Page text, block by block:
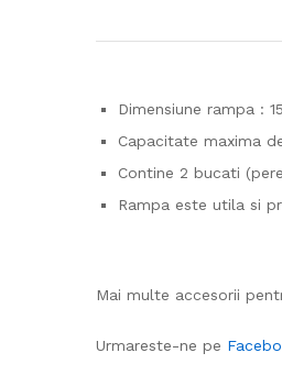
Dimensiune rampa :
Capacitate maxima
Contine 2 bucati
Rampa este utila si
Mai multe accesorii
Urmareste-ne pe